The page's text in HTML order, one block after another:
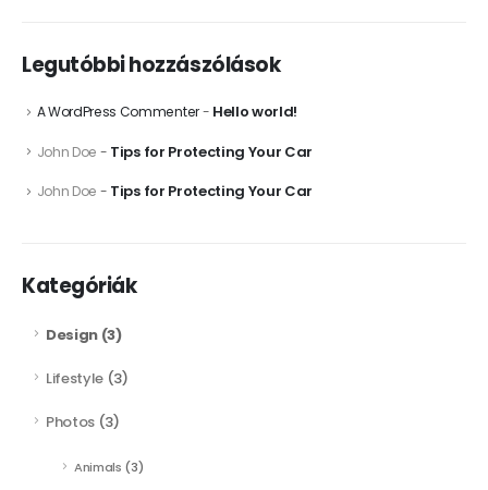
Legutóbbi hozzászólások
A WordPress Commenter- Hello world!
John Doe - Tips for Protecting Your Car
John Doe - Tips for Protecting Your Car
Kategóriák
Design (3)
Lifestyle (3)
Photos (3)
Animals (3)